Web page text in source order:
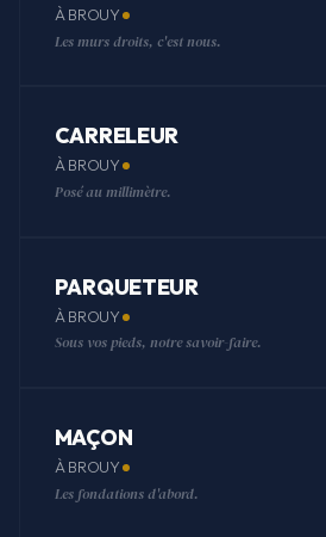
À BROUY
Les murs droits, c'est nous.
CARRELEUR
À BROUY
Posé au millimètre.
PARQUETEUR
À BROUY
Sous vos pieds, notre savoir-faire.
MAÇON
À BROUY
Les fondations d'abord.